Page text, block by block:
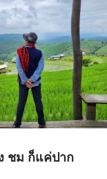
ชม ก็แค่ปาก